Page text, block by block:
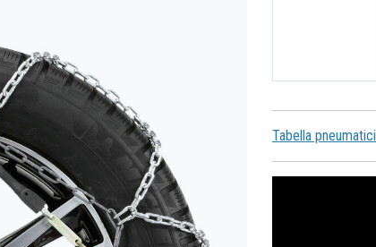
Tabella